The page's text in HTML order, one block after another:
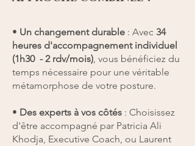
• Un changement durable : Avec 34
heures d'accompagnement individuel
(1h30 - 2 rdv/mois), vous bénéficiez du
temps nécessaire pour une véritable
métamorphose de votre posture.
• Des experts à vos côtés : Choisissez
d'être accompagné par Patricia Ali
Khodja, Executive Coach, ou Laurent